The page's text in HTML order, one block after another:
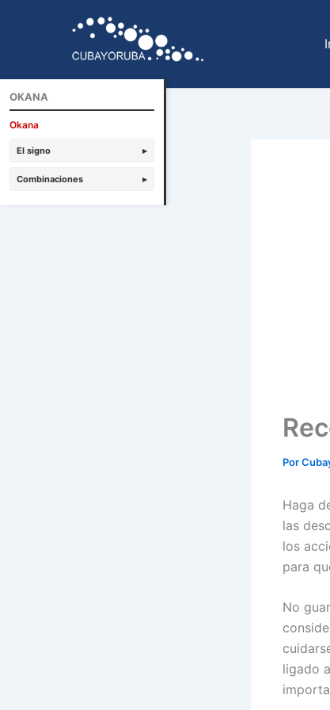
Por
Haga
las
los
para
No
ligado
OKANA
Okana
El signo ▸
Combinaciones ▸